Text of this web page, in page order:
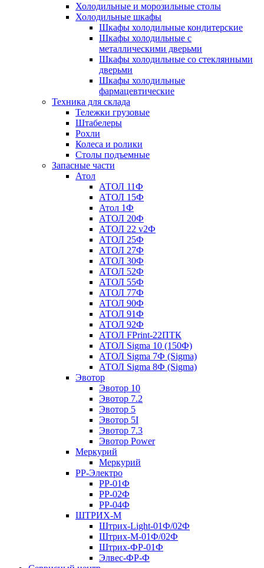
Холодильные и морозильные столы
Холодильные шкафы
Шкафы холодильные кондитерские
Шкафы холодильные с
металлическими дверьми
Шкафы холодильные со стеклянными
дверьми
Шкафы холодильные
фармацевтические
Техника для склада
Тележки грузовые
Штабелеры
Рохли
Колеса и ролики
Столы подъемные
Запасные части
Атол
АТОЛ 11Ф
АТОЛ 15Ф
Атол 1Ф
АТОЛ 20Ф
АТОЛ 22 v2Ф
АТОЛ 25Ф
АТОЛ 27Ф
АТОЛ 30Ф
АТОЛ 52Ф
АТОЛ 55Ф
АТОЛ 77Ф
АТОЛ 90Ф
АТОЛ 91Ф
АТОЛ 92Ф
АТОЛ FPrint-22ПТК
АТОЛ Sigma 10 (150Ф)
АТОЛ Sigma 7Ф (Sigma)
АТОЛ Sigma 8Ф (Sigma)
Эвотор
Эвотор 10
Эвотор 7.2
Эвотор 5
Эвотор 5I
Эвотор 7.3
Эвотор Power
Меркурий
Меркурий
РР-Электро
РР-01Ф
РР-02Ф
РР-04Ф
ШТРИХ-М
Штрих-Light-01Ф/02Ф
Штрих-М-01Ф/02Ф
Штрих-ФР-01Ф
Элвес-ФР-Ф